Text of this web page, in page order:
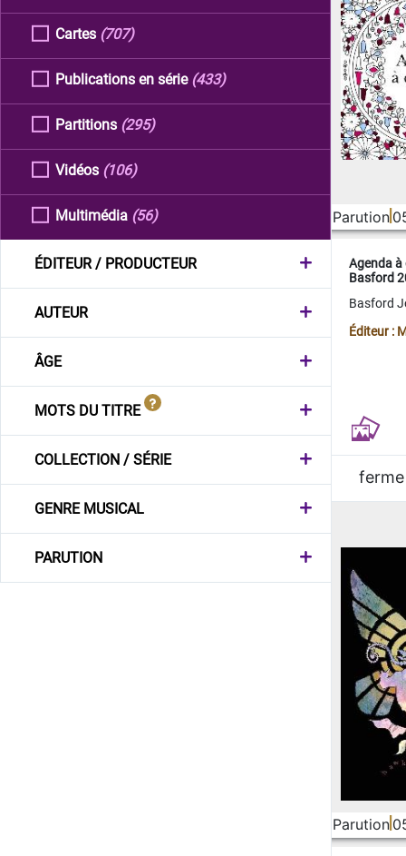
Cartes (707)
Publications en série (433)
Partitions (295)
Vidéos (106)
Multimédia (56)
ÉDITEUR / PRODUCTEUR
AUTEUR
ÂGE
MOTS DU TITRE
COLLECTION / SÉRIE
GENRE MUSICAL
PARUTION
Parution
Agenda
Basford
Basford
Éditeur :
ferme
Parution